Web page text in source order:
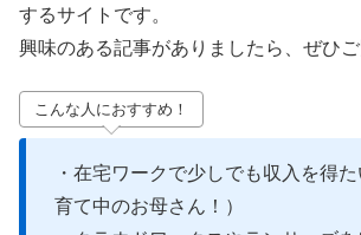
するサイトです。
興味のある記事がありましたら、ぜひご
こんな人におすすめ！
・在宅ワークで少しでも収入を得
育て中のお母さん！）